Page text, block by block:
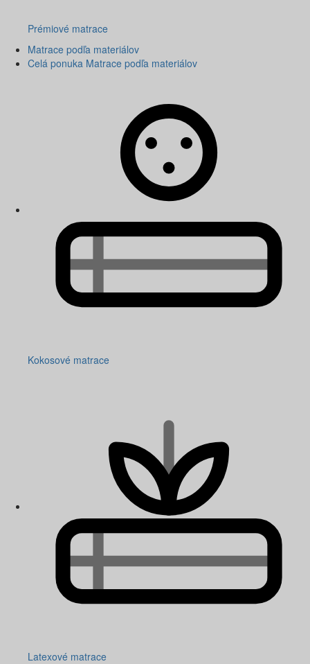
Prémiové matrace
Matrace podľa materiálov
Celá ponuka Matrace podľa materiálov
Kokosové matrace
Latexové matrace